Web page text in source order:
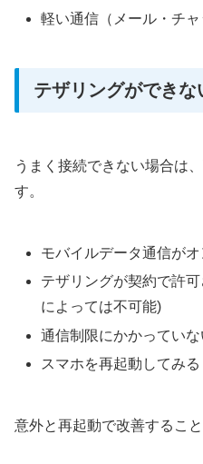
軽い通信（メール・チ
テザリングができな
うまく接続できない場合は
す。
モバイルデータ通信が
テザリングが契約で許
によっては不可能)
通信制限にかかってい
スマホを再起動してみる
意外と再起動で改善すること